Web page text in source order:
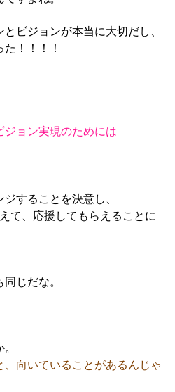
ビジョンが本当に大切だし、
！！！！
ジョン実現のためには
することを決意し、
て、応援してもらえることに
じだな。
、向いていることがあるんじゃ